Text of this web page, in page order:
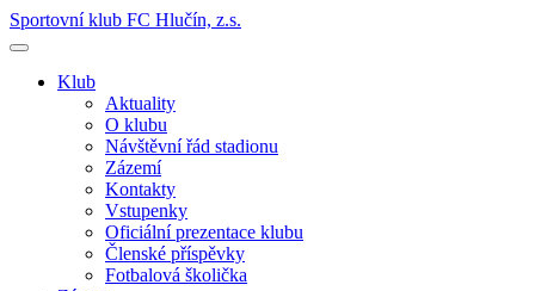
Sportovní klub FC Hlučín, z.s.
Klub
Aktuality
O klubu
Návštěvní řád stadionu
Zázemí
Kontakty
Vstupenky
Oficiální prezentace klubu
Členské příspěvky
Fotbalová školička